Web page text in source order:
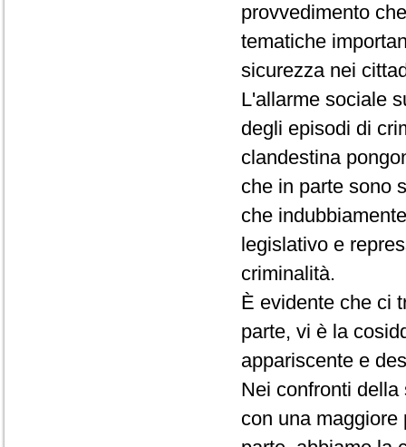
provvedimento
tematiche
sicurezza nei
L'allarme sociale
degli episodi di
clandestina
che in parte sono
che
legislativo e
criminalità.
È evidente che ci
parte, vi è la
appariscente e
Nei confronti
con una